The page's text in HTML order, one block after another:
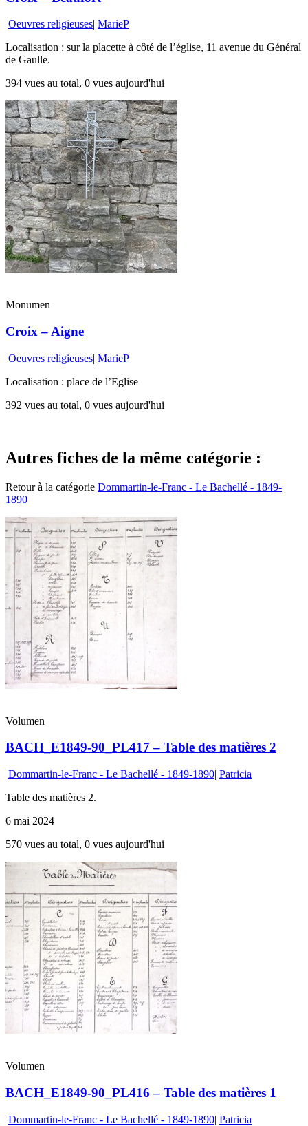
Oeuvres religieuses MarieP
Localisation : sur la placette à côté de l’église, 11 avenue du Général
de Gaulle.
394 vues au total, 0 vues aujourd'hui
Monumen
Croix – Aigne
Oeuvres religieuses| MarieP
Localisation : place de l’Eglise
392 vues au total, 0 vues aujourd'hui
Autres fiches de la même catégorie :
Retour à la catégorie Dommartin-le-Franc - Le Bachellé - 1849-
1890
Volumen
BACH_E1849-90_PL417 – Table des matières 2
Dommartin-le-Franc - Le Bachellé - 1849-1890| Patricia
Table des matières 2.
6 mai 2024
570 vues au total, 0 vues aujourd'hui
Volumen
BACH_E1849-90_PL416 – Table des matières 1
Dommartin-le-Franc - Le Bachellé - 1849-1890| Patricia